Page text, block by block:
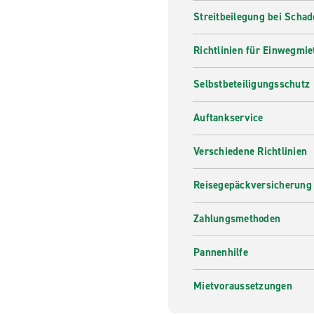
Streitbeilegung bei
Richtlinien für
Selbstbeteiligungsschutz
Auftankservice
Verschiedene Richtlinien
Reisegepäckversicherung
Zahlungsmethoden
Pannenhilfe
Mietvoraussetzungen